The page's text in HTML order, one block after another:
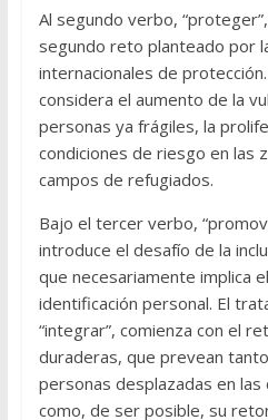
Al segundo verbo,
segundo reto planteado por
internacionales de
considera el aumento de la
personas ya frágiles, la
condiciones de riesgo en las
campos de refugiados.
Bajo el tercer verbo,
introduce el desafío de la
que necesariamente implica
identificación personal. El
“integrar”, comienza con el
duraderas, que prevean
personas desplazadas en las
como, de ser posible, su